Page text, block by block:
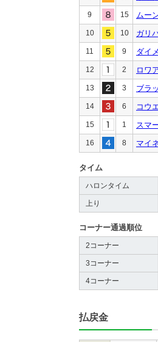
9 15 ムー
10 10 ガリ
11 9 ダイ
12 2 ロワ
13 3 ブラ
14 6 コウ
15 1 スマ
16 8 マイ
タイム
ハロンタイム
上り
コーナー通過順位
2コーナー
3コーナー
4コーナー
払戻金